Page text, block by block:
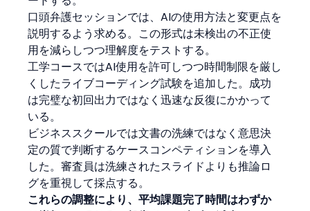
口頭弁護セッションでは、AIの使用方法と変更点を
説明するよう求める。この形式は未検出の不正使
用を減らしつつ理解度をテストする。
工学コースではAI使用を許可しつつ時間制限を厳し
くしたライブコーディング試験を追加した。成功
は完璧な初回出力ではなく迅速な反復にかかって
いる。
ビジネススクールでは文書の洗練ではなく意思決
定の質で判断するケースコンペティションを導入
した。審査員は洗練されたスライドよりも推論ロ
グを重視して採点する。
これらの調整により、平均課題完了時間はわずか